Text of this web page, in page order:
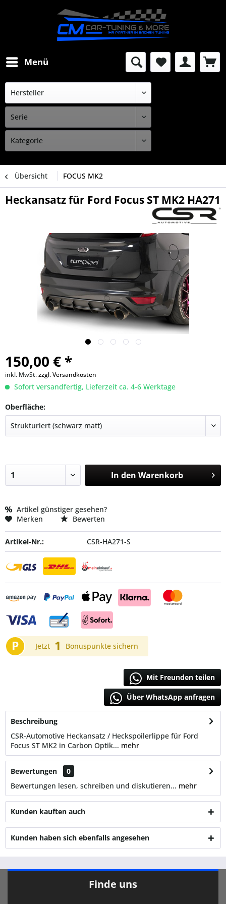
Menü
Übersicht FOCUS MK2
Heckansatz für Ford Focus ST MK2 HA271
150,00 € *
inkl. MwSt.zzgl. Versandkosten
Sofort versandfertig, Lieferzeit ca. 4-6 Werktage
Oberfläche:
In den Warenkorb
Artikel günstiger gesehen?
Merken
Bewerten
Artikel-Nr.: CSR-HA271-S
P Jetzt 1 Bonuspunkte sichern
Mit Freunden teilen
Über WhatsApp anfragen
Beschreibung
CSR-Automotive Heckansatz / Heckspoilerlippe für Ford
Focus ST MK2 in Carbon Optik... mehr
Bewertungen
0
Bewertungen lesen, schreiben und diskutieren... mehr
Kunden kauften auch
Kunden haben sich ebenfalls angesehen
Finde uns